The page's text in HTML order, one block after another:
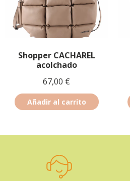
Shopper CACHAREL
acolchado
67,00 €
Añadir al carrito